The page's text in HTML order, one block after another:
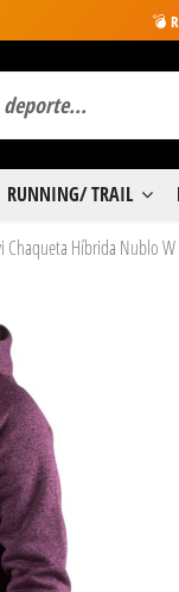
💣
RUNNING/ TRAIL
Chaqueta Híbrida Nublo